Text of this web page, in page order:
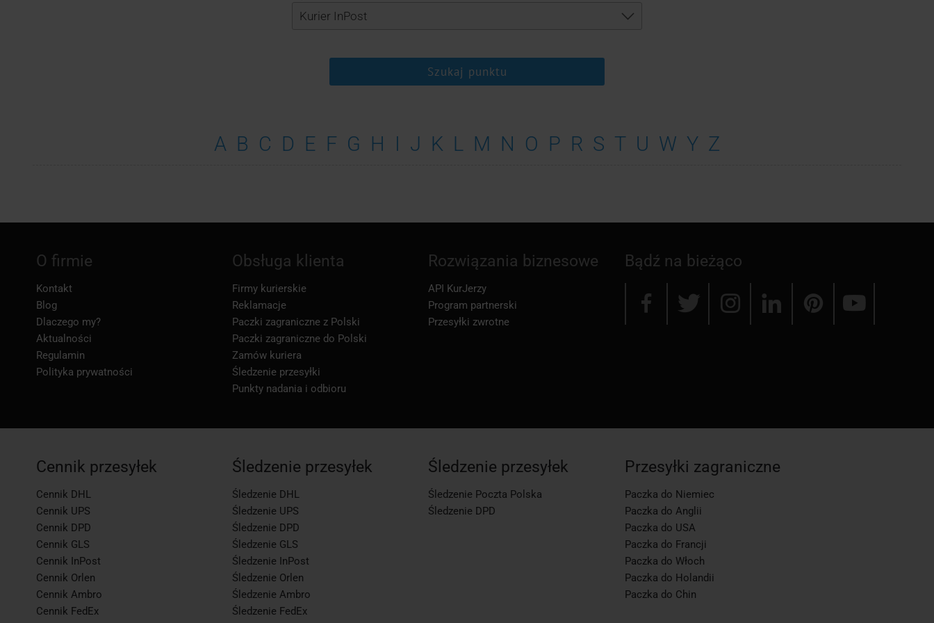
Szukaj punktu
A B C D E F G H I J K L M N O P R S T U W Y Z
Bądź na bieżąco
O firmie
Kontakt
Blog
Dlaczego my?
Aktualności
Regulamin
Polityka prywatności
Obsługa klienta
Firmy kurierskie
Reklamacje
Paczki zagraniczne z Polski
Paczki zagraniczne do Polski
Zamów kuriera
Śledzenie przesyłki
Punkty nadania i odbioru
Rozwiązania biznesowe
API KurJerzy
Program partnerski
Przesyłki zwrotne
Cennik przesyłek
Cennik DHL
Cennik UPS
Cennik DPD
Cennik GLS
Cennik InPost
Cennik Orlen
Cennik Ambro
Cennik FedEx
Śledzenie przesyłek
Śledzenie DHL
Śledzenie UPS
Śledzenie DPD
Śledzenie GLS
Śledzenie InPost
Śledzenie Orlen
Śledzenie Ambro
Śledzenie FedEx
Śledzenie przesyłek
Śledzenie Poczta Polska
Śledzenie DPD
Przesyłki zagraniczne
Paczka do Niemiec
Paczka do Anglii
Paczka do USA
Paczka do Francji
Paczka do Włoch
Paczka do Holandii
Paczka do Chin